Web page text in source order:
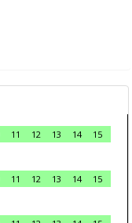
11 12 13 14
15
11 12 13 14
15